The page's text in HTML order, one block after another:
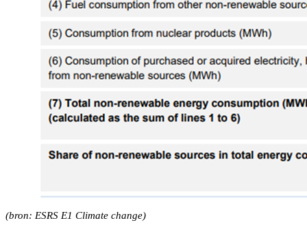
(bron: ESRS E1 Climate change)